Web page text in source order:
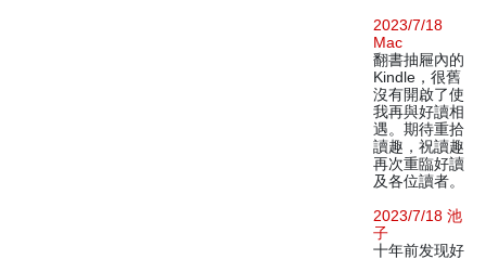
2023/7/18
Mac
翻書抽屜內的
Kindle，很舊
沒有開啟了使
我再與好讀相
遇。期待重拾
讀趣，祝讀趣
再次重臨好讀
及各位讀者。
2023/7/18 池
子
十年前发现好